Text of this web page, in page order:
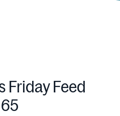
Friday Feed